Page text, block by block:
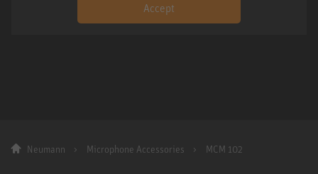
Accept
Neumann Microphone Accessories MCM 102